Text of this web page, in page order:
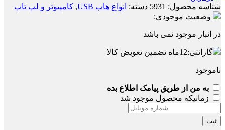
شناسه محصول: 5931 دسته: انواع هاب USB , کامپیوتر و لپ تاپ
وضعیت موجودی:
در انبار موجود نمی باشد
گارانتی:12ماه تضمین تعویض کالا
ناموجود
به من از طریق پیامک اطلاع بده
زمانیکه محصول موجود شد
ثبت